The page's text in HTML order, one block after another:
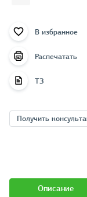
В избранное
Распечатать
ТЗ
Получить
Описание